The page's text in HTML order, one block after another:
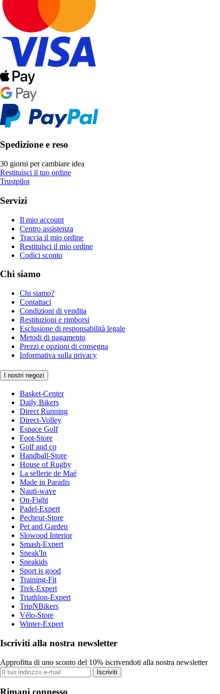
Spedizione e reso
30 giorni per cambiare idea
Restituisci il tuo ordine
Trustpilot
Servizi
Il mio account
Centro assistenza
Traccia il mio ordine
Restituisci il mio ordine
Codici sconto
Chi siamo
Chi siamo?
Contattaci
Condizioni di vendita
Restituzioni e rimborsi
Esclusione di responsabilità legale
Metodi di pagamento
Prezzi e opzioni di consegna
Informativa sulla privacy
I nostri negozi
Basket-Center
Daily Bikers
Direct Running
Direct-Volley
Espace Golf
Foot-Store
Golf and co
Handball-Store
House of Rugby
La sellerie de Maé
Made in Paradis
Nauti-wave
On-Fight
Padel-Expert
Pecheur-Store
Pet and Garden
Slowood Interior
Smash-Expert
Sneak'In
Sneakids
Sport is good
Training-Fit
Trek-Expert
Triathlon-Expert
TripNBikers
Vélo-Store
Winter-Expert
Iscriviti alla nostra newsletter
Approfitta di uno sconto del 10% iscrivendoti alla nostra newsletter
Iscriviti
Rimani connesso